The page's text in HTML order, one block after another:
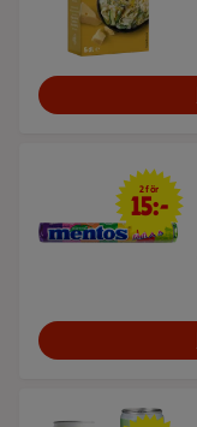
2 för 15 kr
2 för
15:-